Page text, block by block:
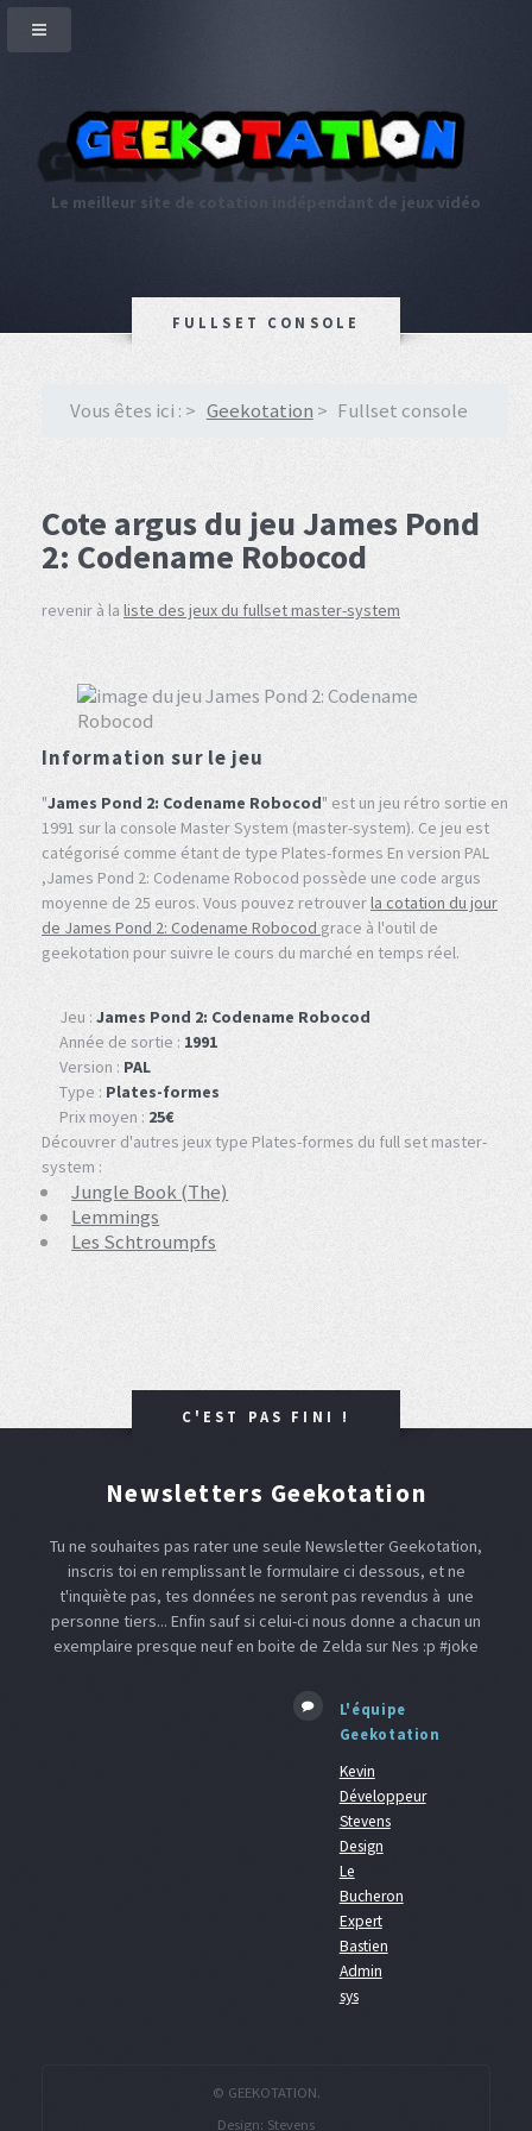
Le meilleur site de cotation indépendant de jeux vidéo
FULLSET CONSOLE
Vous êtes ici : Geekotation Fullset console
Cote argus du jeu James Pond
2: Codename Robocod
revenir à la liste des jeux du fullset master-system
Information sur le jeu
"James Pond 2: Codename Robocod" est un jeu rétro sortie en
1991 sur la console Master System (master-system). Ce jeu est
catégorisé comme étant de type Plates-formes En version PAL
,James Pond 2: Codename Robocod possède une code argus
moyenne de 25 euros. Vous pouvez retrouverla cotation du jour
de James Pond 2: Codename Robocod grace à l'outil de
geekotation pour suivre le cours du marché en temps réel.
Jeu : James Pond 2: Codename Robocod
Année de sortie : 1991
Version : PAL
Type : Plates-formes
Prix moyen : 25€
Découvrer d'autres jeux type Plates-formes du full set master-
system :
Jungle Book (The)
Lemmings
Les Schtroumpfs
C'EST PAS FINI !
Newsletters Geekotation
Tu ne souhaites pas rater une seule Newsletter Geekotation,
inscris toi en remplissant le formulaire ci dessous, et ne
t'inquiète pas, tes données ne seront pas revendus à une
personne tiers... Enfin sauf si celui-ci nous donne a chacun un
exemplaire presque neuf en boite de Zelda sur Nes :p #joke
L'équipe
Geekotation
Kevin
Développeur
Stevens
Design
Le
Bucheron
Expert
Bastien
Admin
sys
© GEEKOTATION.
Design: Stevens